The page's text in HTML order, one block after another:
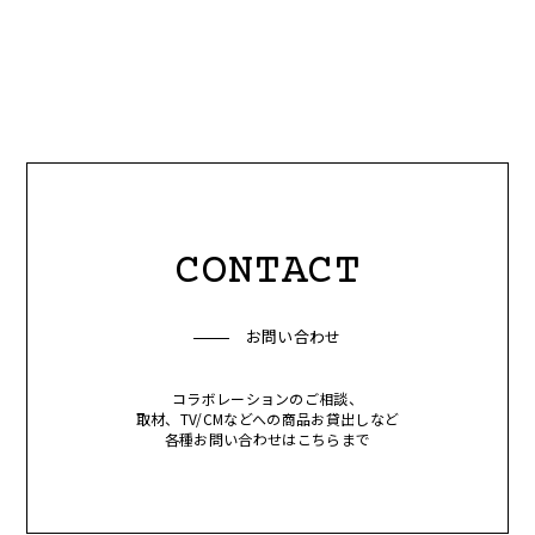
CONTACT
お問い合わせ
コラボレーションのご相談、
取材、TV/CMなどへの商品お貸出しなど
各種お問い合わせはこちらまで